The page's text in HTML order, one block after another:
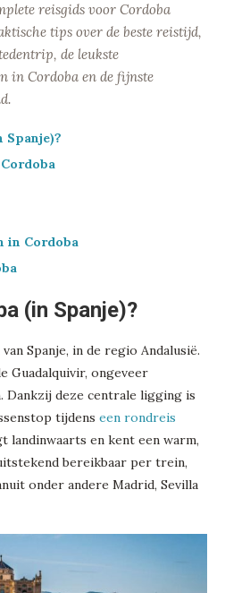
reisgids voor Cordoba
tips over de beste reistijd,
de leukste
in Cordoba en de fijnste
Spanje)?
in Cordoba
(in Spanje)?
Spanje, in de regio Andalusië.
Guadalquivir, ongeveer
Dankzij deze centrale ligging is
tijdens een rondreis
landinwaarts en kent een warm,
bereikbaar per trein,
onder andere Madrid, Sevilla